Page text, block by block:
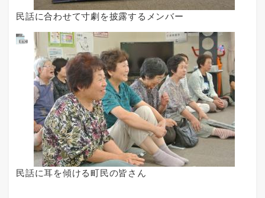
民話に合わせて寸劇を披露するメンバー
民話に耳を傾ける町民の皆さん